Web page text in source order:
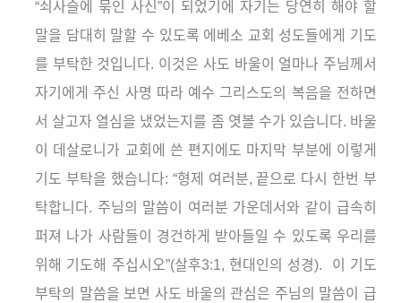
“쇠사슬에 묶인 사신”이 되었기에 자기는 당연히 해야 할
말을 담대히 말할 수 있도록 에베소 교회 성도들에게 기도
를 부탁한 것입니다. 이것은 사도 바울이 얼마나 주님께서
자기에게 주신 사명 따라 예수 그리스도의 복음을 전하면
서 살고자 열심을 냈었는지를 좀 엿볼 수가 있습니다. 바울
이 데살로니가 교회에 쓴 편지에도 마지막 부분에 이렇게
기도 부탁을 했습니다: “형제 여러분,끝으로 다시 한번 부
탁합니다. 주님의 말씀이 여러분 가운데서와 같이 급속히
퍼져 나가 사람들이 경건하게 받아들일 수 있도록 우리를
위해 기도해 주십시오”(살후3:1, 현대인의 성경).
이 기도
부탁의 말씀을 보면 사도 바울의 관심은 주님의 말씀이 급